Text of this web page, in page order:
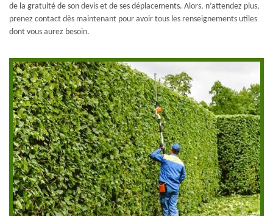
de la gratuité de son devis et de ses déplacements. Alors, n’attendez plus,
prenez contact dès maintenant pour avoir tous les renseignements utiles
dont vous aurez besoin.